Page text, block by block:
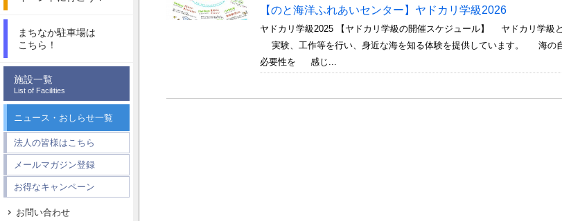
まちなか駐車場は
こちら！
施設一覧
List of Facilities
ニュース・おしらせ一覧
法人の皆様はこちら
メールマガジン登録
お得なキャンペーン
お問い合わせ
【のと海洋ふれあいセンター】ヤドカリ学級2026
ヤドカリ学級2025 【ヤドカリ学級の開催スケジュール】 ヤドカリ学級
実験、工作等を行い、身近な海を知る体験を提供しています。 海の
必要性を 感じ...